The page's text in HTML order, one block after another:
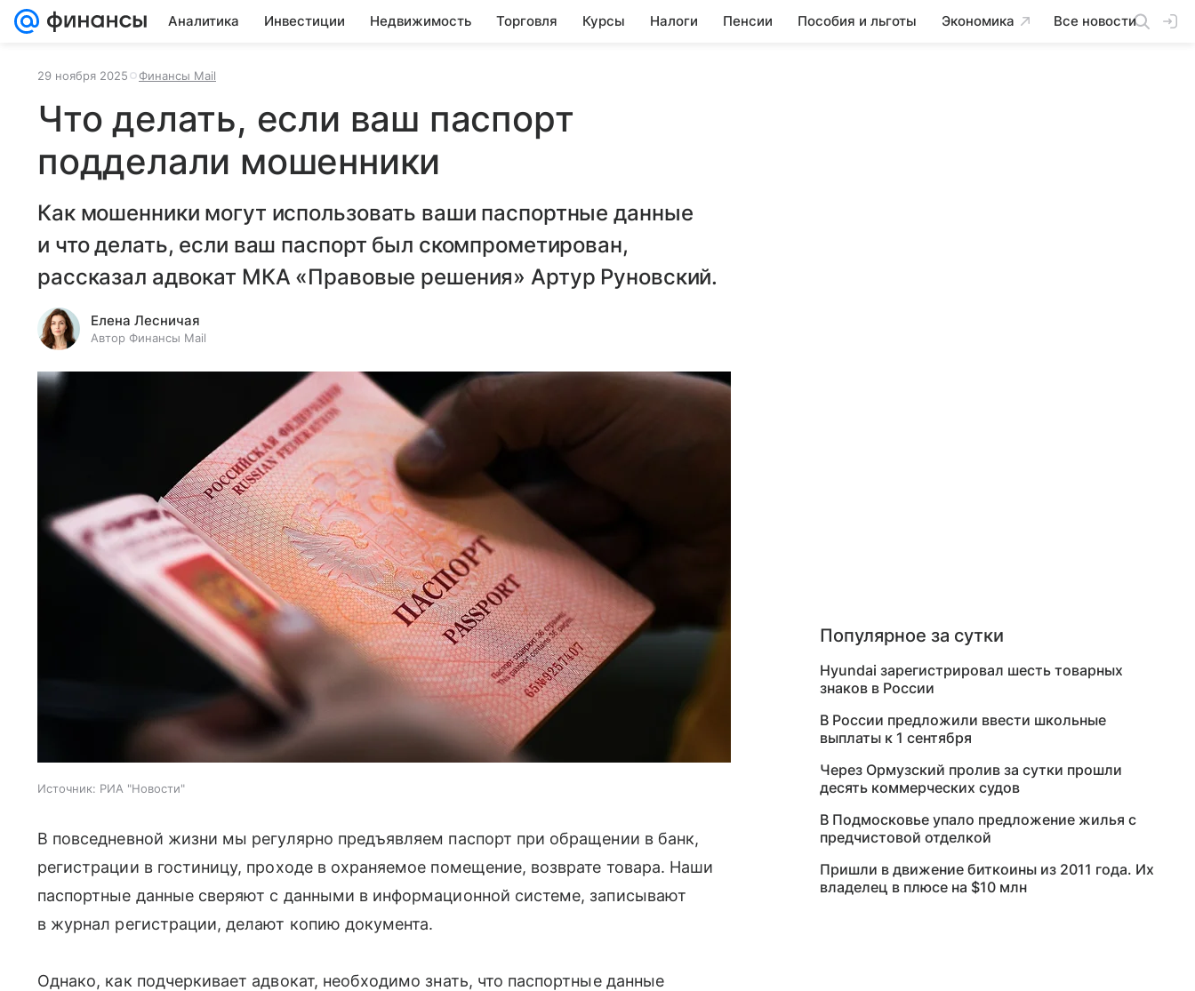
Аналитика Инвестиции Недвижимость Торговля Курсы Налоги Пенсии Пособия и льготы Экономика Все новости
29 ноября 2025 Финансы Mail
Что делать, если ваш паспорт
подделали мошенники
Как мошенники могут использовать ваши паспортные данные
и что делать, если ваш паспорт был скомпрометирован,
рассказал адвокат МКА «Правовые решения» Артур Руновский.
Елена Лесничая
Автор Финансы Mail
Источник: РИА "Новости"
В повседневной жизни мы регулярно предъявляем паспорт при обращении в банк,
регистрации в гостиницу, проходе в охраняемое помещение, возврате товара. Наши
паспортные данные сверяют с данными в информационной системе, записывают
в журнал регистрации, делают копию документа.
Однако, как подчеркивает адвокат, необходимо знать, что паспортные данные
Популярное за сутки
Hyundai зарегистрировал шесть товарных
знаков в России
В России предложили ввести школьные
выплаты к 1 сентября
Через Ормузский пролив за сутки прошли
десять коммерческих судов
В Подмосковье упало предложение жилья с
предчистовой отделкой
Пришли в движение биткоины из 2011 года. Их
владелец в плюсе на $10 млн